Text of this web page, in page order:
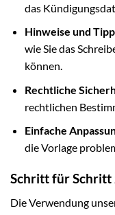
das
Hinweise und
wie Sie das
können.
Rechtliche
rechtlichen
Einfache
die Vorlage
Schritt für Schritt
Die Verwendung